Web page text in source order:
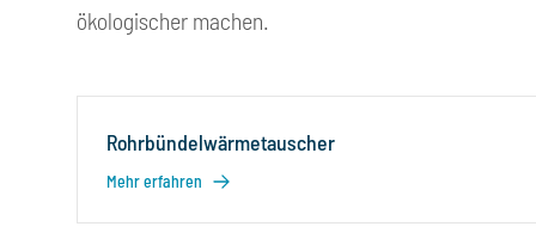
ökologischer machen.
Rohrbündelwärmetauscher
Mehr erfahren